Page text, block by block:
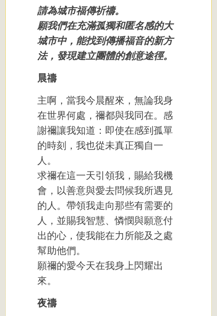
請為城市福傳祈禱。
願我們在充滿孤獨和匿名感的大
城市中，能找到傳播福音的新方
法，發現建立團體的創意途徑。
晨禱
主啊，當我今晨醒來，無論我身
在世界何處，禰都與我同在。感
謝禰讓我知道：即使在感到孤單
的時刻，我也從未真正獨自一
人。
求禰在這一天引領我，賜給我機
會，以善意與愛去問候我所遇見
的人。帶領我走向那些有需要的
人，並賜我智慧、憐憫與願意付
出的心，使我能在力所能及之處
幫助他們。
願禰的愛今天在我身上閃耀出
來。
夜禱